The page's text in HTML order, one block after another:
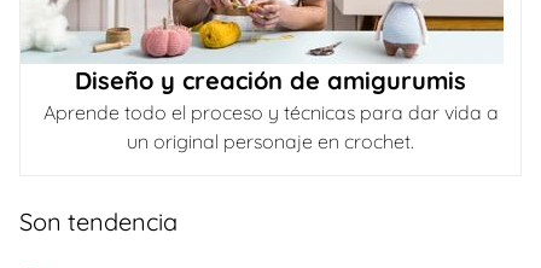
Diseño y creación de amigurumis
Aprende todo el proceso y técnicas para dar vida a
un original personaje en crochet.
Son tendencia